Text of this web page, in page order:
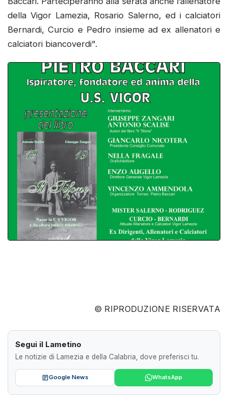
della Vigor Lamezia, Rosario Salerno, ed i calciatori
Bernardi, Curcio e Pedro insieme ad ex allenatori e
calciatori biancoverdi".
© RIPRODUZIONE RISERVATA
Segui il Lametino
Le notizie di Lamezia e della Calabria, dove preferisci tu.
Google News WhatsApp